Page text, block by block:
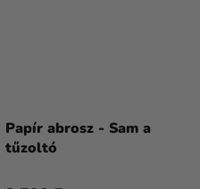
Papír abrosz - Sam a
tűzoltó